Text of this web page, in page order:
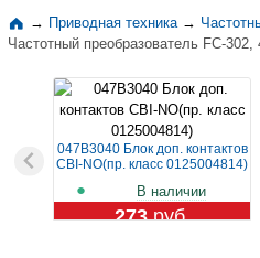
→ Приводная техника →
Частотный преобразователь FC-
047B3040 Блок доп. контактов
CBI-NO(пр. класс 0125004814)
В наличии
273руб.